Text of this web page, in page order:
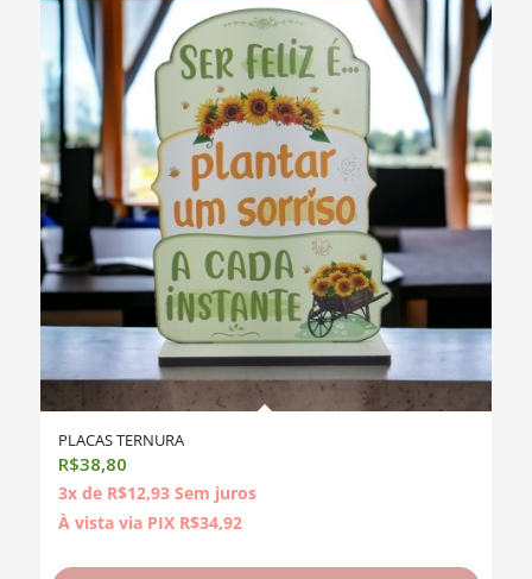
PLACAS TERNURA
R$38,80
3x de R$12,93 Sem juros
À vista via PIX R$34,92